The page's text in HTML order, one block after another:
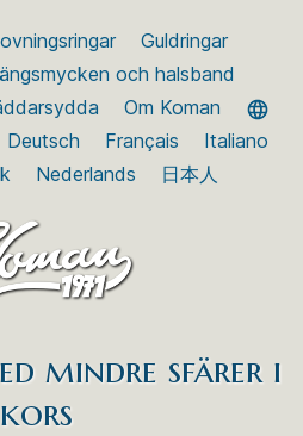
Guldringar
och halsband
Om Koman
Deutsch Français
Italiano
Nederlands 日本人
mindre sfärer i
kors